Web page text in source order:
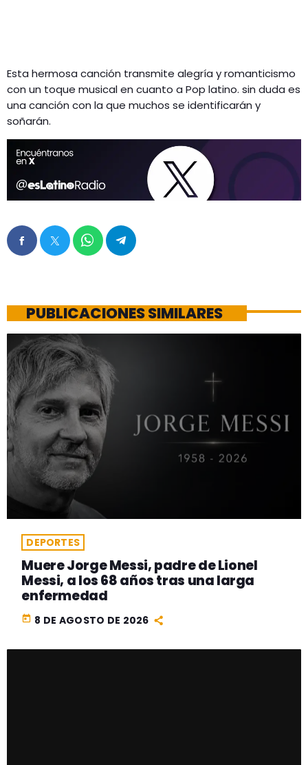
Esta hermosa canción transmite alegría y romanticismo
con un toque musical en cuanto a Pop latino. sin duda es
una canción con la que muchos se identificarán y
soñarán.
PUBLICACIONES SIMILARES
DEPORTES
Muere Jorge Messi, padre de Lionel
Messi, a los 68 años tras una larga
enfermedad
today 8 DE AGOSTO DE 2026